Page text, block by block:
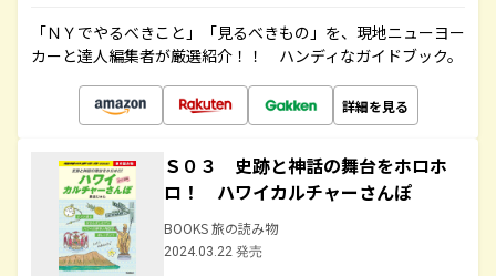
「ＮＹでやるべきこと」「見るべきもの」を、現地ニューヨー
カーと達人編集者が厳選紹介！！ ハンディなガイドブック。
詳細を見る
Ｓ０３ 史跡と神話の舞台をホロホ
ロ！ ハワイカルチャーさんぽ
BOOKS 旅の読み物
2024.03.22 発売